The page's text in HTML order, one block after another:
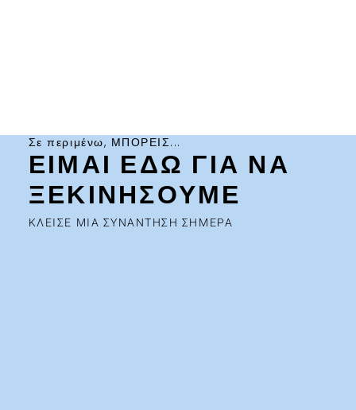
Σε περιμένω, ΜΠΟΡΕΙΣ...
ΕΙΜΑΙ ΕΔΩ ΓΙΑ ΝΑ
ΞΕΚΙΝΗΣΟΥΜΕ
ΚΛΕΙΣΕ ΜΙΑ ΣΥΝΑΝΤΗΣΗ ΣΗΜΕΡΑ